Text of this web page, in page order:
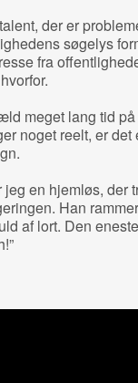
der er
søgelys
fra
meget lang tid
noget reelt, er det
jeg en hjemløs, der
Han
af lort. Den